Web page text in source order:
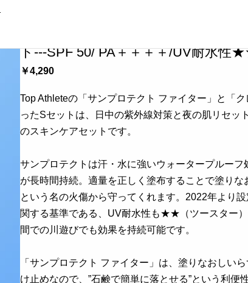
ト---SPF 50/ PA＋＋＋＋/UV耐水性
￥4,290
Top Athleteの「サンプロテクト ファイター」と「
ったSセットは、日中の紫外線対策と夜の肌リセッ
のスキンケアセットです。
サンプロテクトは汗・水に強いウォータープルーフ
が長時間持続。適量を正しく塗布することで塗り
という名の火傷から守ってくれます。2022年より
関する基準である、UV耐水性も★★（ツースター
間での川遊びでも効果を持続可能です。
「サンプロテクト ファイター」は、塗りなおしい
け止めなので、”石鹸で簡単に落とせる”という利便